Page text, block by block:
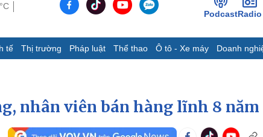
PodcastRadio
tế Thị trường Pháp luật Thể thao Ô tô - Xe máy Doanh
Cuộc sống đó đây
Hồ sơ
Ảnh
E-Magazine
Infographic
nhân viên bán hàng lĩnh 8